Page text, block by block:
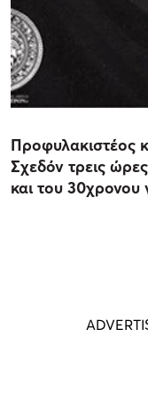
Προφυλακιστέος
Σχεδόν τρεις
και του 30χρονου